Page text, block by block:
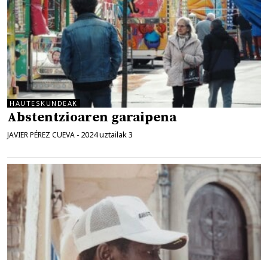
HAUTESKUNDEAK
Abstentzioaren garaipena
JAVIER PÉREZ CUEVA - 2024 uztailak 3